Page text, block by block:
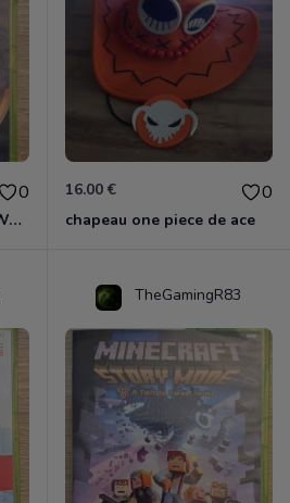
0
Star Wars - The Clone Wars - Les Héros De La République Xbox 360
16.00 € 0
chapeau one piece de ace
TheGamingR83